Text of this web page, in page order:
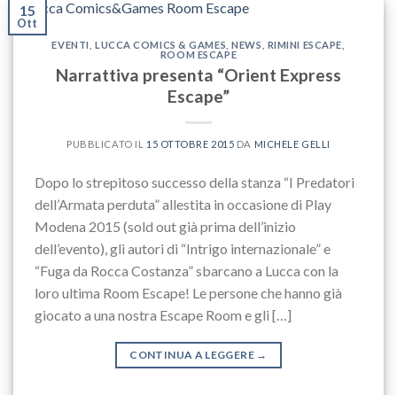
15
Ott
EVENTI LUCCA COMICS & GAMES ,NEWS RIMINI ESCAPE
ROOM ESCAPE
Narrattiva presenta “Orient Express
Escape”
PUBBLICATO IL 15 OTTOBRE 2015 DA MICHELE GELLI
Dopo lo strepitoso successo della stanza “I Predatori
dell’Armata perduta” allestita in occasione di Play
Modena 2015 (sold out già prima dell’inizio
dell’evento), gli autori di “Intrigo internazionale” e
“Fuga da Rocca Costanza” sbarcano a Lucca con la
loro ultima Room Escape! Le persone che hanno già
giocato a una nostra Escape Room e gli […]
CONTINUA A LEGGERE →